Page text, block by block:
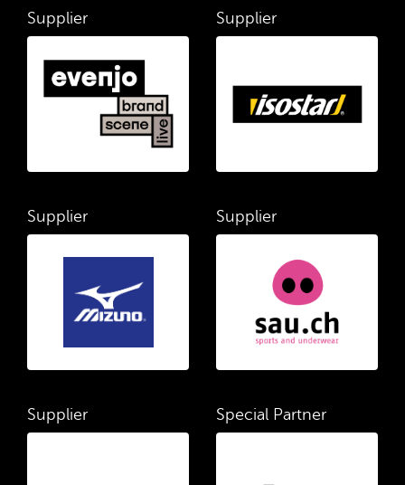
Supplier Supplier
Supplier Supplier
Supplier Special Partner